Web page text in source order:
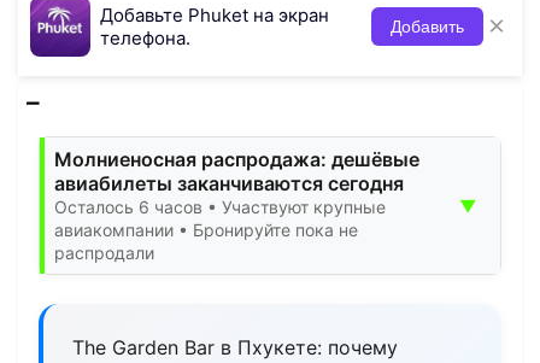
Добавьте Phuket на экран
телефона.
Добавить ×
Молниеносная распродажа: дешёвые
авиабилеты заканчиваются сегодня
Осталось 6 часов • Участвуют крупные
авиакомпании • Бронируйте пока не
распродали
▼
The Garden Bar в Пхукете: почему